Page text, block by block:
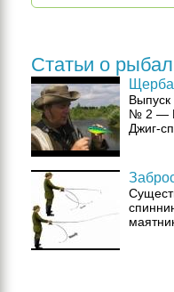
Статьи о
№ 2 —
Джиг-